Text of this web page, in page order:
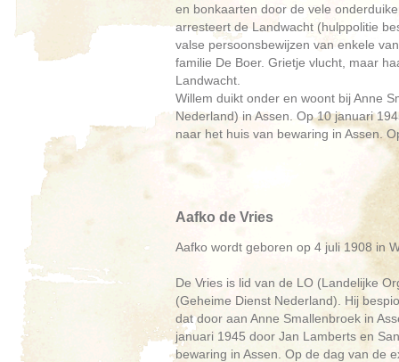
en bonkaarten door de vele
arresteert de Landwacht (hulppolitie
valse persoonsbewijzen van enkele
familie De Boer. Grietje vlucht, maar
Landwacht.
Willem duikt onder en woont bij Anne
Nederland) in Assen. Op 10 januari
naar het huis van bewaring in Assen.
Aafko de Vries
Aafko wordt geboren op 4 juli 1908 in
De Vries is lid van de LO (Landelijke
(Geheime Dienst Nederland). Hij
dat door aan Anne Smallenbroek in
januari 1945 door Jan Lamberts en
bewaring in Assen. Op de dag van de